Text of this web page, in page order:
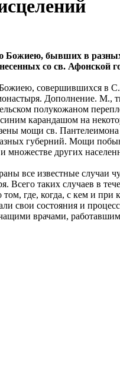
Божиею, бывших в
со св. Афонской
совершившихся в
Дополнение. М.,
полукожаном
карандашом на
мощи св.
губерний. Мощи
множестве других
все известные случаи
Всего таких случаев в
где, когда, с кем и
свои состояния и
врачами,